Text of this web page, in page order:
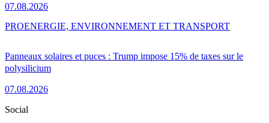
07.08.2026
Panneaux solaires et puces : Trump impose 15% de taxes sur le
polysilicium
07.08.2026
PROENERGIE, ENVIRONNEMENT ET TRANSPORT
Social